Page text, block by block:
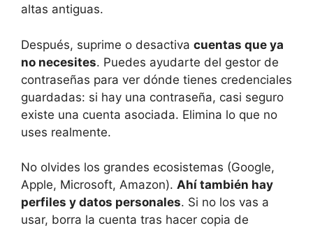
altas antiguas.
Después, suprime o desactiva cuentas que ya
no necesites. Puedes ayudarte del gestor de
contraseñas para ver dónde tienes credenciales
guardadas: si hay una contraseña, casi seguro
existe una cuenta asociada. Elimina lo que no
uses realmente.
No olvides los grandes ecosistemas (Google,
Apple, Microsoft, Amazon). Ahí también hay
perfiles y datos personales. Si no los vas a
usar, borra la cuenta tras hacer copia de